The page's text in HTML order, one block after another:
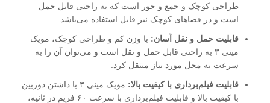
طراحی کوچک و جمع و جور است که به راحتی قابل حمل
است و در فضاهای کوچک نیز قابل استفاده می‌باشد.
قابلیت حمل و نقل آسان: با وزن کم و طراحی کوچک، مویک
مینی ۳ به راحتی قابل حمل و نقل است و می‌توان آن را به
سرعت به محل مورد نیاز منتقل کرد.
قابلیت فیلم‌برداری با کیفیت بالا:
مویک مینی ۳ با داشتن دوربین
با کیفیت بالا و قابلیت فیلم‌برداری با سرعت ۶۰ فریم در ثانیه،